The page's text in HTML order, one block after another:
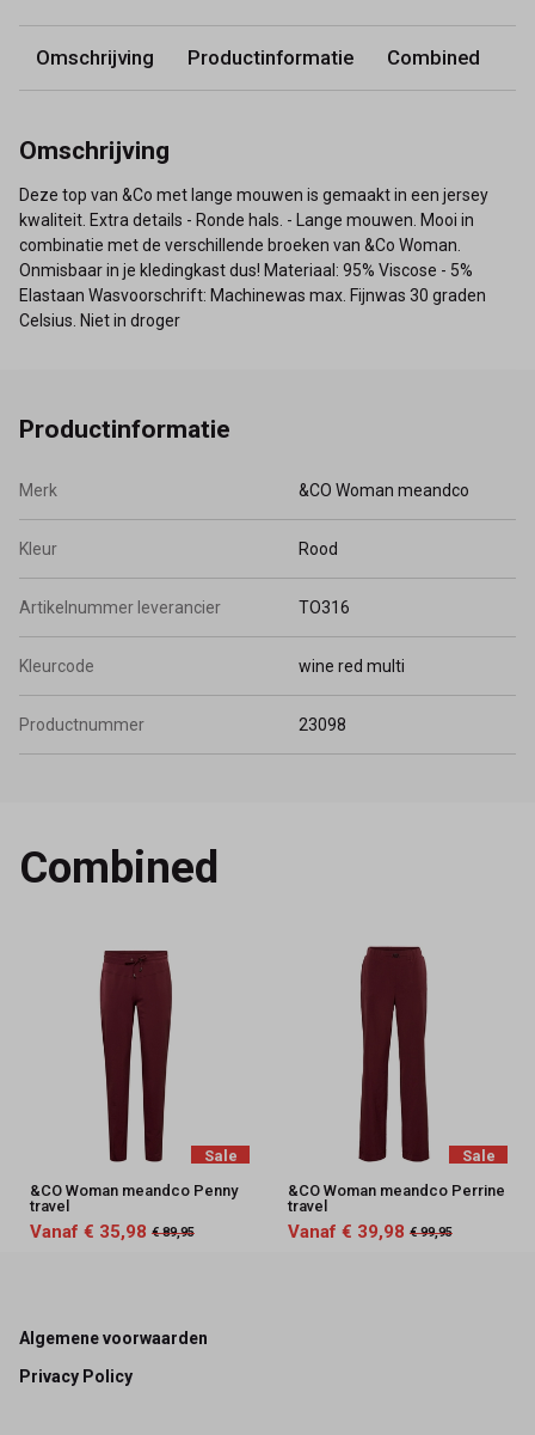
Omschrijving Productinformatie Combined
Omschrijving
Deze top van &Co met lange mouwen is gemaakt in een jersey
kwaliteit. Extra details - Ronde hals. - Lange mouwen. Mooi in
combinatie met de verschillende broeken van &Co Woman.
Onmisbaar in je kledingkast dus! Materiaal: 95% Viscose - 5%
Elastaan Wasvoorschrift: Machinewas max. Fijnwas 30 graden
Celsius. Niet in droger
Productinformatie
Merk &CO Woman meandco
Kleur Rood
Artikelnummer leverancier TO316
Kleurcode wine red multi
Productnummer 23098
Combined
Sale
&CO Woman meandco Penny
travel
Vanaf € 35,98 € 89,95
Sale
&CO Woman meandco Perrine
travel
Vanaf € 39,98 € 99,95
Footer
Algemene voorwaarden
Privacy Policy